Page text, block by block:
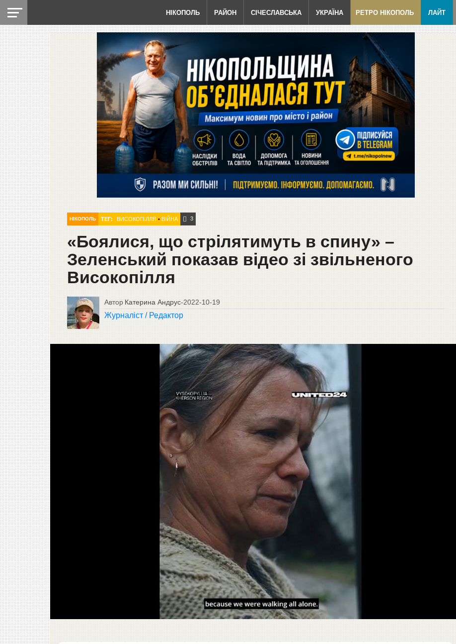
НІКОПОЛЬ РАЙОН СІЧЕСЛАВСЬКА УКРАЇНА РЕТРО НІКОПОЛЬ ЛАЙТ
НІКОПОЛЬ ТЕГ: ВИСОКОПІЛЛЯ • ВІЙНА 3
«Боялися, що стрілятимуть в спину» –
Зеленський показав відео зі звільненого
Високопілля
Автор Катерина Андрус-2022-10-19
Журналіст / Редактор